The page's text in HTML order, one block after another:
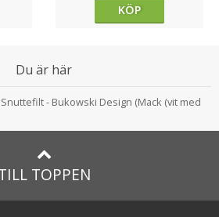
KÖP
Du är här
- Bukowski Design (Mack (vit med
TOPPEN